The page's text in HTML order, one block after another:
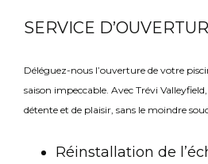
SERVICE
Déléguez-nous l’ouverture de votre
saison impeccable. Avec Trévi
détente et de plaisir, sans le moindre
Réinstallation de